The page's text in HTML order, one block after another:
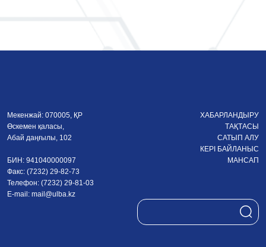
Мекенжай: 070005, ҚР
Өскемен қаласы,
Абай даңғылы, 102
БИН: 941040000097
Факс: (7232) 29-82-73
Телефон: (7232) 29-81-03
E-mail: mail@ulba.kz
ХАБАРЛАНДЫРУ
ТАҚТАСЫ
САТЫП АЛУ
КЕРІ БАЙЛАНЫС
МАНСАП